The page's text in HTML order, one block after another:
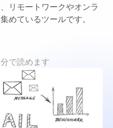
リモートワークやオンラ
めているツールです。
で読めます